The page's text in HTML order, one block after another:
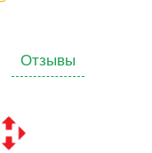
Отзывы